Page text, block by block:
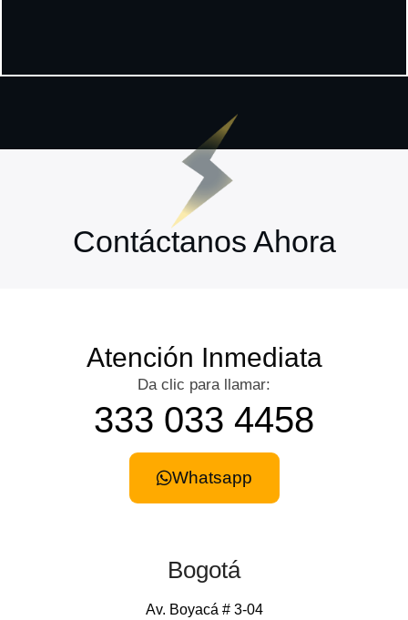
Contáctanos Ahora
Atención Inmediata
Da clic para llamar:
333 033 4458
Whatsapp
Bogotá
Av. Boyacá # 3-04